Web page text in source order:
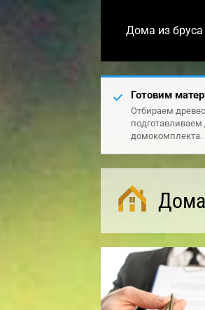
Дома из бруса
Готовим
Отбираем
подготавливаем
домокомплекта.